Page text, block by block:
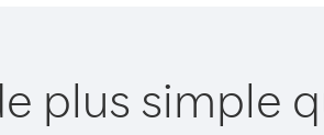
plus simple